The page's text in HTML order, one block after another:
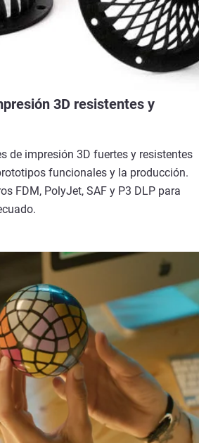
3D resistentes y
de impresión 3D fuertes y resistentes
funcionales y la producción.
FDM, PolyJet, SAF y P3 DLP para